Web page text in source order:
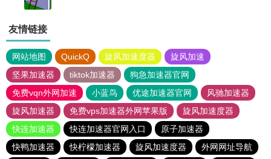
友情链接
网站地图 QuickQ 旋风加速度器
旋风加速
坚果加速器
tiktok加速器
狗急加速器官网
免费vqn外网加速
小蓝鸟 优途加速器官网
风驰加速器
旋风加速器
免费vps加速器外网苹果版
旋风加速度器
快连加速器
快连加速器官网入口
原子加速器
快鸭加速器
快柠檬加速器 旋风加速度器
外网网址导航